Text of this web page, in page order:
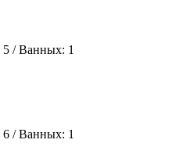
5 /Ванных: 1
6 /Ванных: 1